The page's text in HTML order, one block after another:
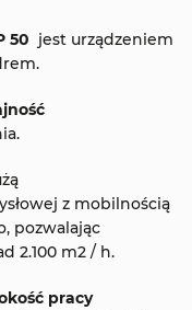
50 jest urządzeniem
z mobilnością
pozwalając
2.100 m2 / h.
pracy